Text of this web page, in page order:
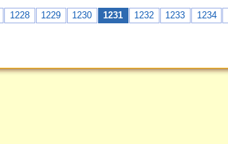
1228 1229 1230 1231 1232 1233 1234